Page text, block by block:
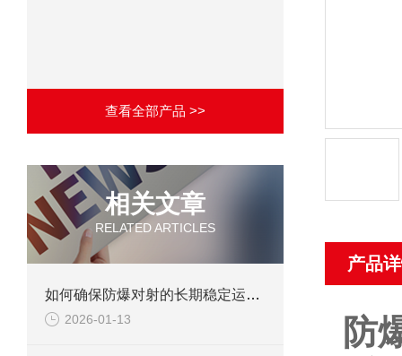
查看全部产品 >>
相关文章
RELATED ARTICLES
如何确保防爆对射的长期稳定运行？
2026-01-13
产品
防